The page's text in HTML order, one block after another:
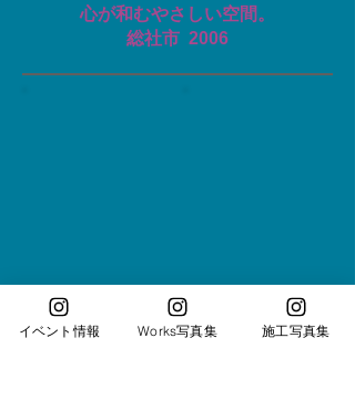
心が和むやさしい空間。
総社市 ​ 2006
イベント情報 Works写真集 施工写真集